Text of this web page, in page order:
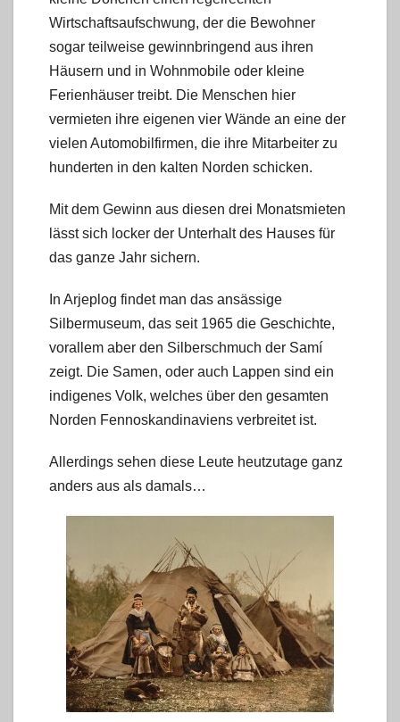
Wirtschaftsaufschwung, der die Bewohner
sogar teilweise gewinnbringend aus ihren
Häusern und in Wohnmobile oder kleine
Ferienhäuser treibt. Die Menschen hier
vermieten ihre eigenen vier Wände an eine der
vielen Automobilfirmen, die ihre Mitarbeiter zu
hunderten in den kalten Norden schicken.
Mit dem Gewinn aus diesen drei Monatsmieten
lässt sich locker der Unterhalt des Hauses für
das ganze Jahr sichern.
In Arjeplog findet man das ansässige
Silbermuseum, das seit 1965 die Geschichte,
vorallem aber den Silberschmuch der Samí
zeigt. Die Samen, oder auch Lappen sind ein
indigenes Volk, welches über den gesamten
Norden Fennoskandinaviens verbreitet ist.
Allerdings sehen diese Leute heutzutage ganz
anders aus als damals…